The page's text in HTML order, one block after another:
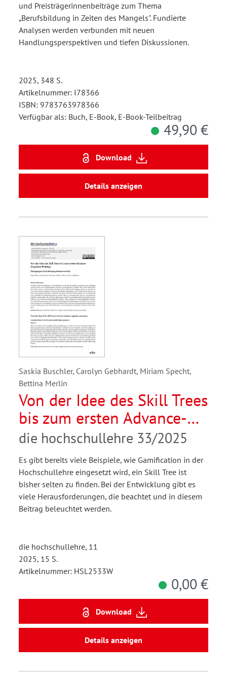
und Preisträgerinnenbeiträge zum Thema
„Berufsbildung in Zeiten des Mangels". Fundierte
Analysen werden verbunden mit neuen
Handlungsperspektiven und tiefen Diskussionen.
2025, 348 S.
Artikelnummer: I78366
ISBN: 9783763978366
Verfügbar als: Buch, E-Book, E-Book-Teilbeitrag
49,90 €
Download
Details anzeigen
Saskia Buschler, Carolyn Gebhardt, Miriam Specht,
Bettina Merlin
Von der Idee des Skill Trees
bis zum ersten Advance-
Organizer-Prototyp.
Überlegungen im
Studiengang
Entrepreneurship
die hochschullehre 33/2025
Es gibt bereits viele Beispiele, wie Gamification in der
Hochschullehre eingesetzt wird, ein Skill Tree ist
bisher selten zu finden. Bei der Entwicklung gibt es
viele Herausforderungen, die beachtet und in diesem
Beitrag beleuchtet werden.
die hochschullehre, 11
2025, 15 S.
Artikelnummer: HSL2533W
0,00 €
Download
Details anzeigen